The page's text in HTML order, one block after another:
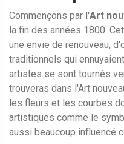
Commençons par l'Art
la fin des années 1800.
une envie de renouveau,
traditionnels qui
artistes se sont tournés
trouveras dans l'Art
les fleurs et les courbes
artistiques comme le
aussi beaucoup influencé